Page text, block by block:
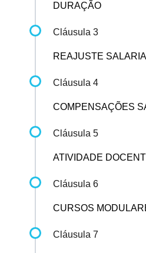
DURAÇÃO
Cláusula 3
REAJUSTE
Cláusula 4
COMPENSAÇÕES
Cláusula 5
ATIVIDADE
Cláusula 6
CURSOS
Cláusula 7